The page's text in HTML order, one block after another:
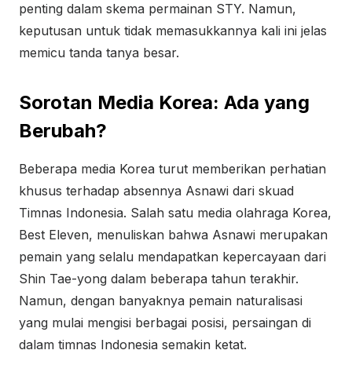
penting dalam skema permainan STY. Namun,
keputusan untuk tidak memasukkannya kali ini jelas
memicu tanda tanya besar.
Sorotan Media Korea: Ada yang
Berubah?
Beberapa media Korea turut memberikan perhatian
khusus terhadap absennya Asnawi dari skuad
Timnas Indonesia. Salah satu media olahraga Korea,
Best Eleven, menuliskan bahwa Asnawi merupakan
pemain yang selalu mendapatkan kepercayaan dari
Shin Tae-yong dalam beberapa tahun terakhir.
Namun, dengan banyaknya pemain naturalisasi
yang mulai mengisi berbagai posisi, persaingan di
dalam timnas Indonesia semakin ketat.